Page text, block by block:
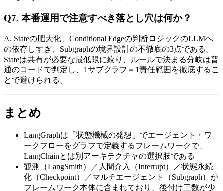
Q7. 本番運用で​​注意すべき落とし穴は​​何か？
A. Stateの​肥大化、​Conditional Edgeの​判断ロジックの​LLMへ
の​依存しすぎ、​Subgraphの​境界設計の​不徹底の​3点である。​
Stateは​共有が​必要な​最低限に​絞り、​ルールで​決まる​分岐は​普
通の​コードで​判定し、​1サブグラフ＝1責任範囲を​徹底する​こ
とで​避けられる。
まとめ
LangGraphは​「状態機械の​発想」で​エージェント・ワ
ークフローを​グラフで​定義する​フレームワークで、​
LangChainとは​別アーキテクチャの​選択肢である
観測​（LangSmith）​／人間介入​（Interrupt）​／状態永続
化​（Checkpoint）​／マルチエージェント​（Subgraph）が​
フレームワーク本体に​含まれており、​後付け工数が​少